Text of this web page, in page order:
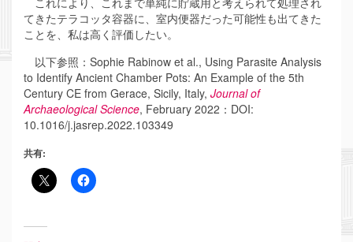
てきたテラコッタ容器に、室内便器だった可能性も出てきた
ことを、私は高く評価したい。
以下参照：Sophie Rabinow et al., Using Parasite Analysis
to Identify Ancient Chamber Pots: An Example of the 5th
Century CE from Gerace, Sicily, Italy, Journal of
Archaeological Science, February 2022：DOI:
10.1016/j.jasrep.2022.103349
共有: